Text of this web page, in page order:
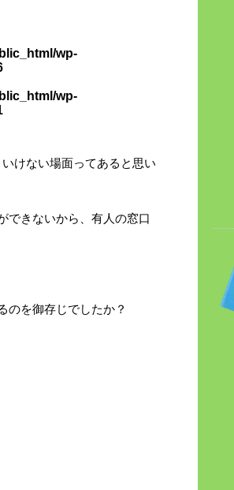
wp-
wp-
けない場面ってあると思い
できないから、有人の窓口
のを御存じでしたか？